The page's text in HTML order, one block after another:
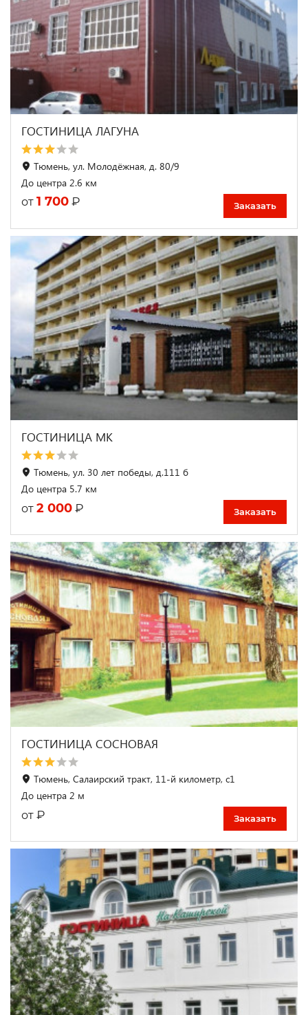
ГОСТИНИЦА ЛАГУНА
Тюмень, ул. Молодёжная, д. 80/9
До центра 2.6 км
от 1 700 ₽ Заказать
ГОСТИНИЦА МК
Тюмень, ул. 30 лет победы, д.111 б
До центра 5.7 км
от 2 000 ₽ Заказать
ГОСТИНИЦА СОСНОВАЯ
Тюмень, Салаирский тракт, 11-й километр, с1
До центра 2 м
от ₽ Заказать